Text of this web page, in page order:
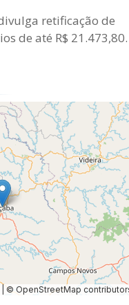
retificação de
de até R$ 21.473,80.
© OpenStreetMap